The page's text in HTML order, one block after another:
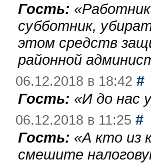
Гость: «
субботник,
этом средств
районной
06.12.2018 в 18:42 #
Гость: «И до нас
06.12.2018 в 11:25 #
Гость: «А кто из
смешите